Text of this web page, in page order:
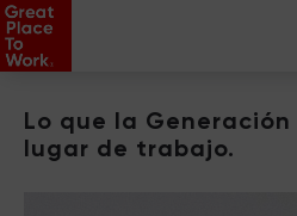
Lo que la Generación
lugar de trabajo.